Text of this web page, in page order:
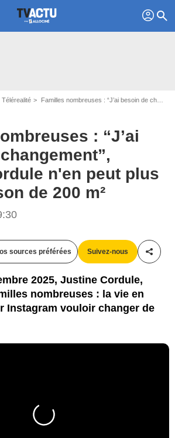
profil search
Télérealité Familles nombreuses : “J’ai besoin de changement”, Justine Cordule n'en peut plus de sa maison de 200 m²
: “J’ai
n'en peut plus
de 200 m²
sources préférées Suivez-nous
2025, Justine Cordule,
nombreuses : la vie en
Instagram vouloir changer de